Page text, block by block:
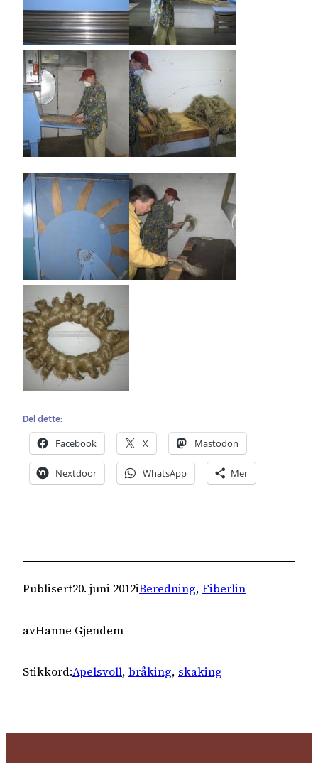
Del dette:
Facebook X Mastodon
Nextdoor WhatsApp Mer
Publisert20. juni 2012iBeredning, Fiberlin
avHanne Gjendem
Stikkord:Apelsvoll, bråking, skaking